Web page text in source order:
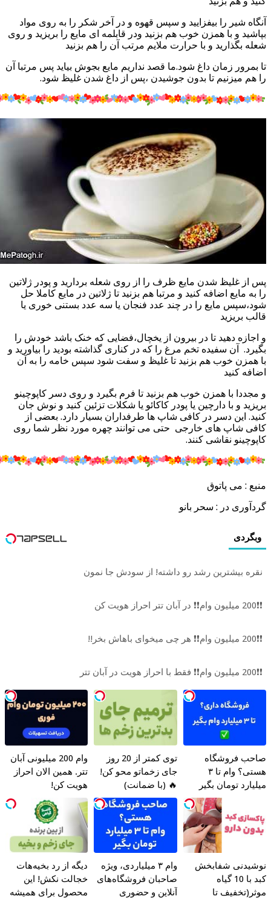
شیر را بیفزایید و سپس قهوه و در آخر شکر را به روی مواد
و با همزن خوب هم بزنید ودر قابلمه ای مایع را بریزید و روی
بگذارید و با حرارت ملایم مرتب آن را هم بزنید
بمرور زمان داغ شود.ما قصد نداریم مایع بجوش بیاید پس مرتبا آن
هم میزنیم تا بدون جوشیدن ،پس از داغ شدن غلیظ شود.
از غلیظ شدن مایع ظرف را از روی شعله بردارید و پودر ژلاتین
به مایع اضافه کنید و مرتبا هم بزنید تا ژلاتین در مایع کاملا حل
مایع را در چند عدد فنجان یا سه عدد بستنی خوری یا
بریزید
اجازه دهید تا در بیرون از یخچال،فضایی که خنک باشد خودش را
آن سفیده تخم مرغ را که در کناری گذاشته بودید را بیاورید و
همزن خوب هم بزنید تا غلیظ و سفت شود سپس خامه را به آن
کنید
مجددا با همزن خوب هم بزنید تا فرم بگیرد و روی دسر کاپوچینو
و با دارچین یا پودر کاکائو یا شکلات تزئین کنید و نوش جان
این دسر در کافی شاپ ها طرفداران بسیار دارد. بعضی از
شاپ های خارجی حتی می توانند چهره مورد نظر شما روی
نقاشی کنند.
: می پاتوق
در : سحر بانو
وبگردی
نقره بیشترین رشد رو داشته! از سودش جا نمون
فروشگاه
هستی؟ وام تا ۳
تومان بگیر
توی کمتر از 20 روز
جای زخماتو محو کن!
🔥 (با ضمانت)
وام 200 میلیونی آبان
تتر. همین الان احراز
هویت کن!
شفابخش
کبد با 10 گیاه
تا
وام ۳ میلیاردی، ویژه
صاحبان فروشگاه‌های
آنلاین و حضوری
دیگه از رد بخیه‌هات
خجالت نکش! این
محصول برای همیشه